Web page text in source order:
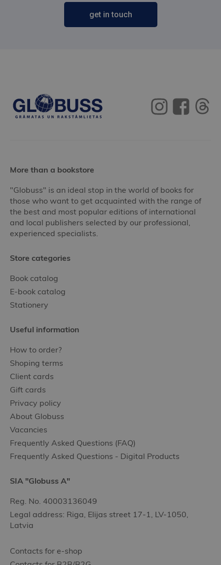
get in touch
More than a bookstore
"Globuss" is an ideal stop in the world of books for
those who want to get acquainted with the range of
the best and most popular editions of international
and local publishers selected by our professional,
experienced specialists.
Store categories
Book catalog
E-book catalog
Stationery
Useful information
How to order?
Shoping terms
Client cards
Gift cards
Privacy policy
About Globuss
Vacancies
Frequently Asked Questions (FAQ)
Frequently Asked Questions - Digital Products
SIA "Globuss A"
Reg. No. 40003136049
Legal address: Riga, Elijas street 17-1, LV-1050,
Latvia
Contacts for e-shop